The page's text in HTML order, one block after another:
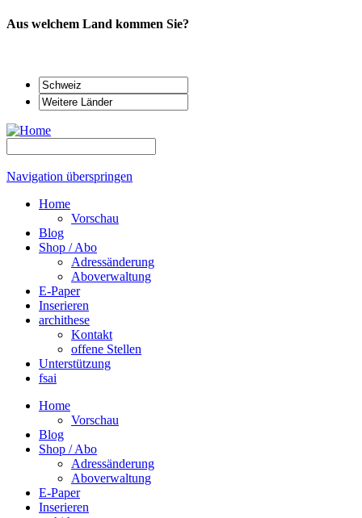
Aus welchem Land kommen Sie?
Navigation überspringen
Home
Vorschau
Blog
Shop / Abo
Adressänderung
Aboverwaltung
E-Paper
Inserieren
archithese
Kontakt
offene Stellen
Unterstützung
fsai
Home
Vorschau
Blog
Shop / Abo
Adressänderung
Aboverwaltung
E-Paper
Inserieren